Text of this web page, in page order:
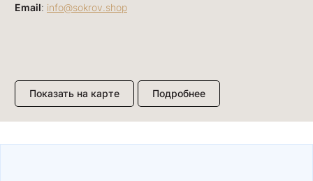
Email: info@sokrov.shop
Показать на карте Подробнее